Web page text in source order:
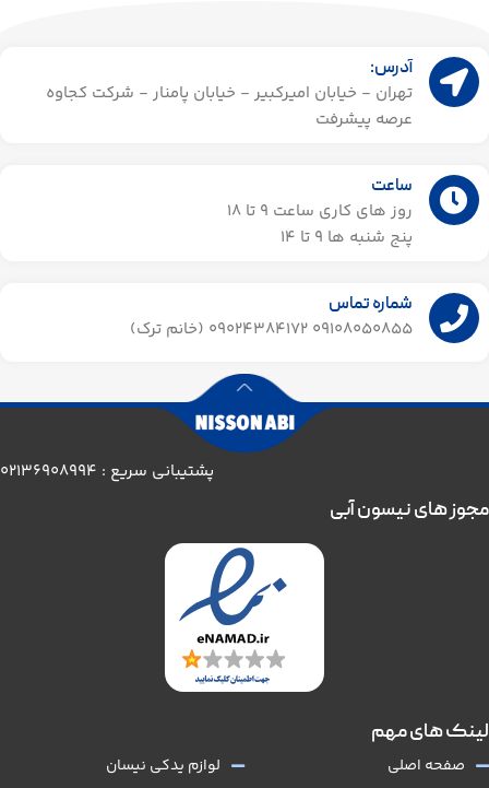
آدرس:
تهران - خیابان امیرکبیر - خیابان پامنار - شرکت کجاوه
عرصه پیشرفت
ساعت
روز های کاری ساعت ۹ تا 18
پنج شنبه ها 9 تا 14​
شماره تماس
09108050855 09024384172 (خانم ترک)
پشتیبانی سریع : 02136908994
لینک های مهم
صفحه اصلی
لوازم یدکی نیسان
مجوز های نیسون آبی